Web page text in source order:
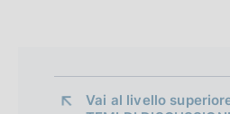
Vai al livello